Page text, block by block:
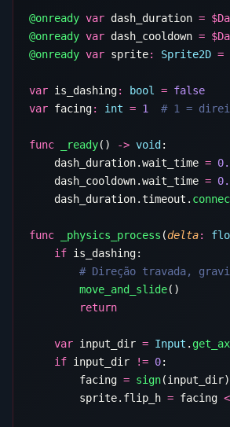
@onready var dash_duration = $
@onready var dash_cooldown = $
@onready var sprite: Sprite2D =
var is_dashing: bool =
var facing: int = 1
func _ready() -> void
    dash_duration.wait_time
=
    dash_cooldown.wait_time
=
    dash_duration.timeout.
func _physics_process (delta:
    if
        move_and_slide
    var
input_dir = Input .
    if
input_dir != 0
        facing
= sign
        sprite.flip_h
= facing <